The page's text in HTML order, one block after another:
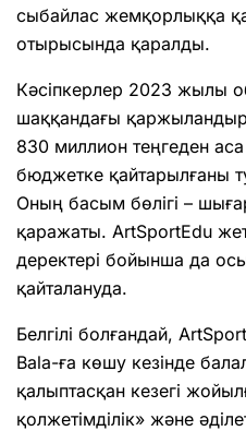
сыбайлас жемқорлыққа
отырысында қаралды.
Кәсіпкерлер 2023 жылы
шаққандағы
830 миллион теңгеден
бюджетке қайтарылғаны
Оның басым бөлігі –
қаражаты. ArtSportEdu
деректері бойынша да
қайталануда.
Белгілі болғандай,
Bala-ға көшу кезінде
қалыптасқан кезегі
қолжетімділік» және